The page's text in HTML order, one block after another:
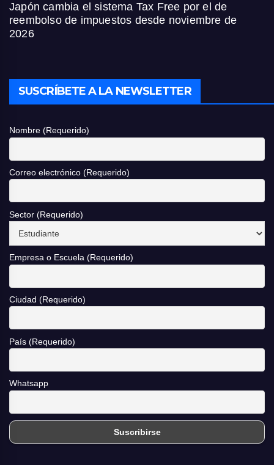
Japón cambia el sistema Tax Free por el de
reembolso de impuestos desde noviembre de
2026
SUSCRÍBETE A LA NEWSLETTER
Nombre (Requerido)
Correo electrónico (Requerido)
Sector (Requerido)
Empresa o Escuela (Requerido)
Ciudad (Requerido)
País (Requerido)
Whatsapp